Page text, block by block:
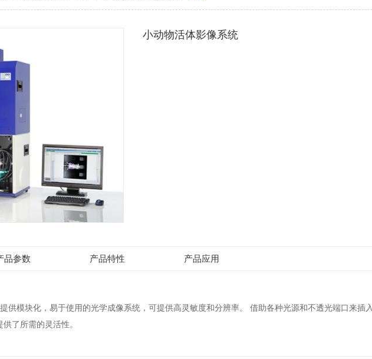
小动物活体影像系统
品参数 产品特性 产品应用
供模块化，易于使用的光学成像系统，可提供高灵敏度和分辨率。 借助各种光源和不透光端口来插
了所需的灵活性。